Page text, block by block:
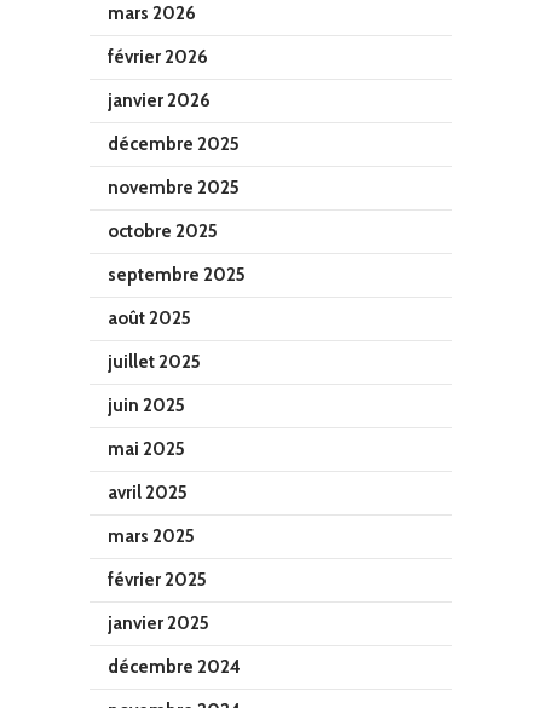
mars 2026
février 2026
janvier 2026
décembre 2025
novembre 2025
octobre 2025
septembre 2025
août 2025
juillet 2025
juin 2025
mai 2025
avril 2025
mars 2025
février 2025
janvier 2025
décembre 2024